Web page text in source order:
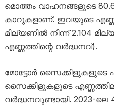
മൊത്തം വാഹനങ്ങളുടെ
കാറുകളാണ്. ഇവയുടെ
മില്യണിൽ നിന്ന് 2.104
എണ്ണത്തിന്റെ വർദ്ധനവ്).
മോട്ടോർ സൈക്കിളുകളുടെ
സൈക്കിളുകളുടെ
വർദ്ധനവുണ്ടായി. 2023-ലെ